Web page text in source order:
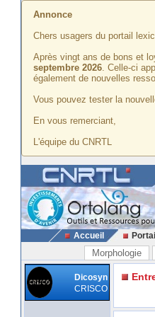
Annonce
Chers usagers du portail
Après vingt ans de bons et
septembre 2026. Celle-ci
également de nouvelles
Vous pouvez tester la
En vous remerciant,
L'équipe du CNRTL
Accueil
Morphologie
Dicosyn
CRISCO